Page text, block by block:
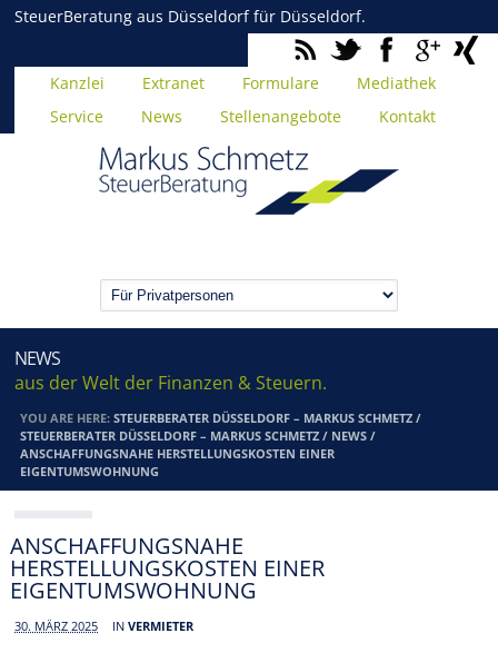
SteuerBeratung aus Düsseldorf für Düsseldorf.
Kanzlei Extranet Formulare
Mediathek
Service
News Stellenangebote Kontakt
NEWS
aus der Welt der Finanzen & Steuern.
YOU ARE HERE:STEUERBERATER DÜSSELDORF – MARKUS SCHMETZ /
STEUERBERATER DÜSSELDORF – MARKUS SCHMETZ / NEWS /
ANSCHAFFUNGSNAHE HERSTELLUNGSKOSTEN EINER
EIGENTUMSWOHNUNG
ANSCHAFFUNGSNAHE
HERSTELLUNGSKOSTEN EINER
EIGENTUMSWOHNUNG
30. MÄRZ 2025 INVERMIETER